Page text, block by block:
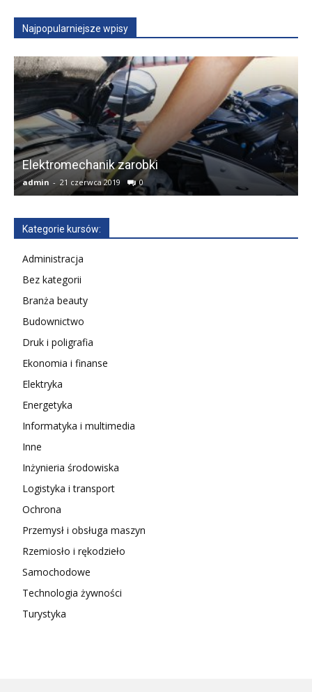
Najpopularniejsze wpisy
Elektromechanik zarobki
admin - 21 czerwca 2019 0
Kategorie kursów:
Administracja
Bez kategorii
Branża beauty
Budownictwo
Druk i poligrafia
Ekonomia i finanse
Elektryka
Energetyka
Informatyka i multimedia
Inne
Inżynieria środowiska
Logistyka i transport
Ochrona
Przemysł i obsługa maszyn
Rzemiosło i rękodzieło
Samochodowe
Technologia żywności
Turystyka